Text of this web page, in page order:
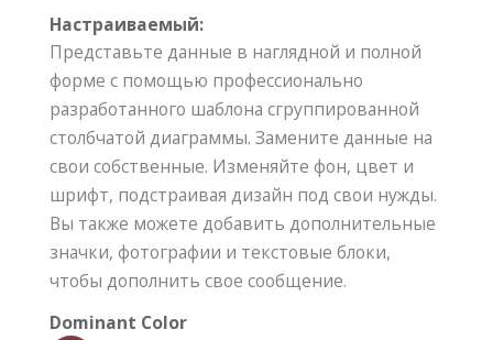
Настраиваемый:
Представьте данные в наглядной и полной
форме с помощью профессионально
разработанного шаблона сгруппированной
столбчатой диаграммы. Замените данные на
свои собственные. Изменяйте фон, цвет и
шрифт, подстраивая дизайн под свои нужды.
Вы также можете добавить дополнительные
значки, фотографии и текстовые блоки,
чтобы дополнить свое сообщение.
Dominant Color